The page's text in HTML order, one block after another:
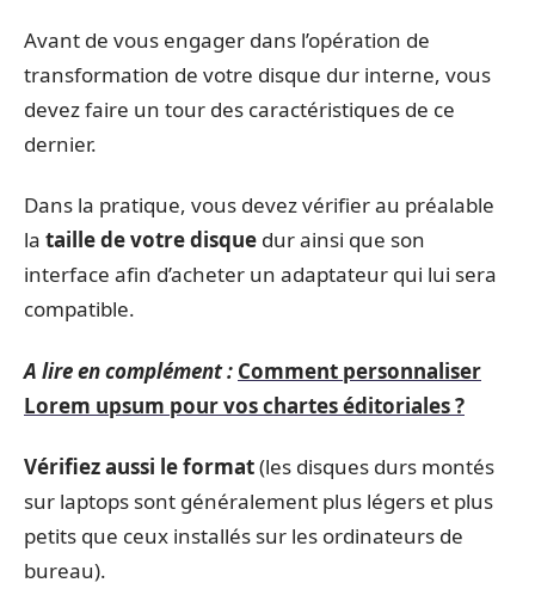
Avant de vous engager dans l’opération de
transformation de votre disque dur interne, vous
devez faire un tour des caractéristiques de ce
dernier.
Dans la pratique, vous devez vérifier au préalable
la taille de votre disque dur ainsi que son
interface afin d’acheter un adaptateur qui lui sera
compatible.
A lire en complément : Comment personnaliser
Lorem upsum pour vos chartes éditoriales ?
Vérifiez aussi le format(les disques durs montés
sur laptops sont généralement plus légers et plus
petits que ceux installés sur les ordinateurs de
bureau).